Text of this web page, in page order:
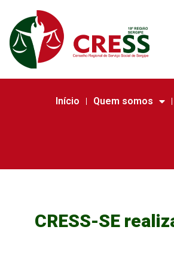
Início Quem somos
CRESS-SE